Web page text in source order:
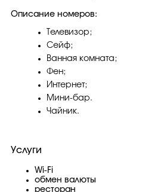
Описание номеров:
Телевизор;
Сейф;
Ванная комната;
Фен;
Интернет;
Мини-бар.
Чайник.
Услуги
Wi-Fi
обмен валюты
ресторан